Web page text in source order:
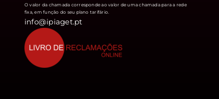
O valor da chamada corresponde ao valor de uma chamada para a rede
fixa, em função do seu plano tarifário.
info@ipiaget.pt